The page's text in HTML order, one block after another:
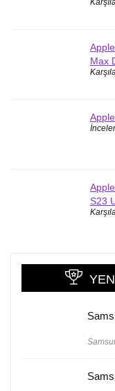
Max
S23